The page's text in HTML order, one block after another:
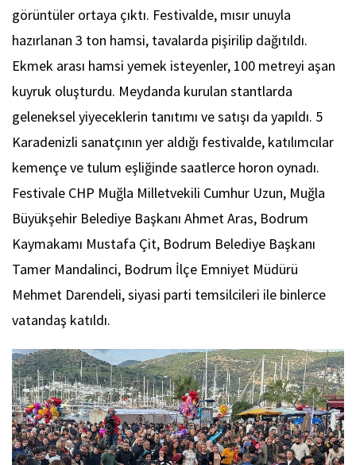
görüntüler ortaya çıktı. Festivalde, mısır unuyla
hazırlanan 3 ton hamsi, tavalarda pişirilip dağıtıldı.
Ekmek arası hamsi yemek isteyenler, 100 metreyi aşan
kuyruk oluşturdu. Meydanda kurulan stantlarda
geleneksel yiyeceklerin tanıtımı ve satışı da yapıldı. 5
Karadenizli sanatçının yer aldığı festivalde, katılımcılar
kemençe ve tulum eşliğinde saatlerce horon oynadı.
Festivale CHP Muğla Milletvekili Cumhur Uzun, Muğla
Büyükşehir Belediye Başkanı Ahmet Aras, Bodrum
Kaymakamı Mustafa Çit, Bodrum Belediye Başkanı
Tamer Mandalinci, Bodrum İlçe Emniyet Müdürü
Mehmet Darendeli, siyasi parti temsilcileri ile binlerce
vatandaş katıldı.